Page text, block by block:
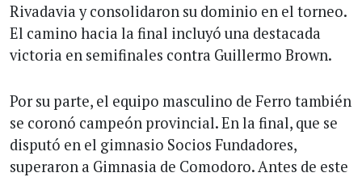
Rivadavia y consolidaron su dominio en el torneo.
El camino hacia la final incluyó una destacada
victoria en semifinales contra Guillermo Brown.
Por su parte, el equipo masculino de Ferro también
se coronó campeón provincial. En la final, que se
disputó en el gimnasio Socios Fundadores,
superaron a Gimnasia de Comodoro. Antes de este